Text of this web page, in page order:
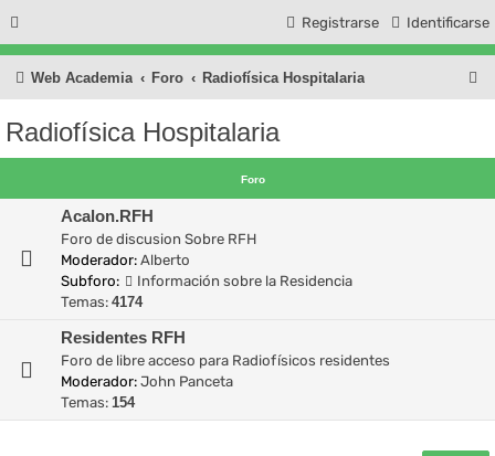
Identificarse
Registrarse
Web Academia Foro Radiofísica Hospitalaria
Radiofísica Hospitalaria
Foro
Acalon.RFH
Foro de discusion Sobre RFH
Moderador: Alberto
Subforo:
Información sobre la Residencia
Temas: 4174
Residentes RFH
Foro de libre acceso para Radiofísicos residentes
Moderador: John Panceta
Temas: 154